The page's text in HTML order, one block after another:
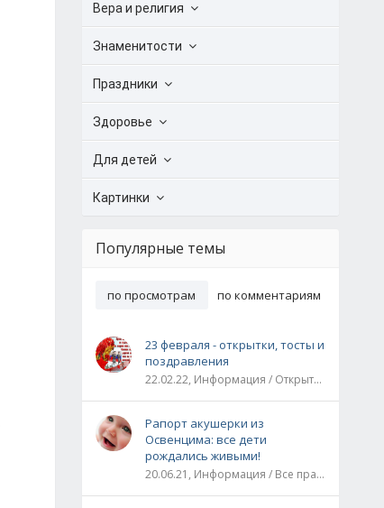
Вера и религия
Знаменитости
Праздники
Здоровье
Для детей
Картинки
Популярные темы
по просмотрам по комментариям
23 февраля - открытки, тосты и
поздравления
22.02.22, Информация / Открытки / Все праздники
Рапорт акушерки из
Освенцима: все дети
рождались живыми!
20.06.21, Информация / Все праздники / Рассказы и истории